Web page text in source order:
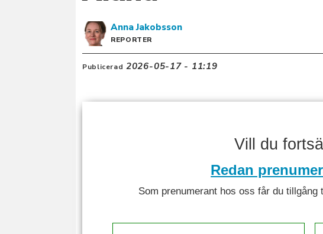
Anna Jakobsson
REPORTER
Publicerad 2026-05-17 - 11:19
Vill du
Redan
Som prenumerant hos oss får du